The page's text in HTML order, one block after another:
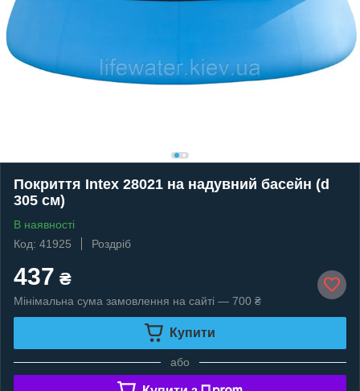
Покриття Intex 28021 на надувний басейн (d
305 см)
В наявності
Код: 41925
Роздріб
437 ₴
Мінімальна сума замовлення на сайті — 700 ₴
Купити
або